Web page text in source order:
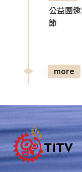
公益團
節
more